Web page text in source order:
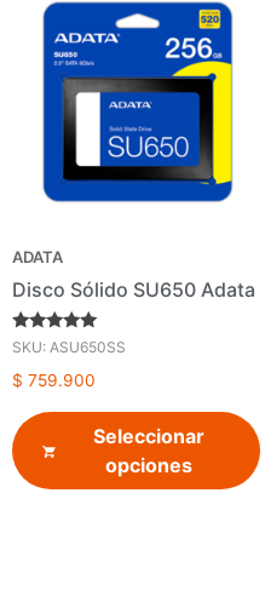
ADATA
Disco Sólido SU650 Adata
Valorado en
de 5
SKU: ASU650SS
$ 759.900
Seleccionar
opciones